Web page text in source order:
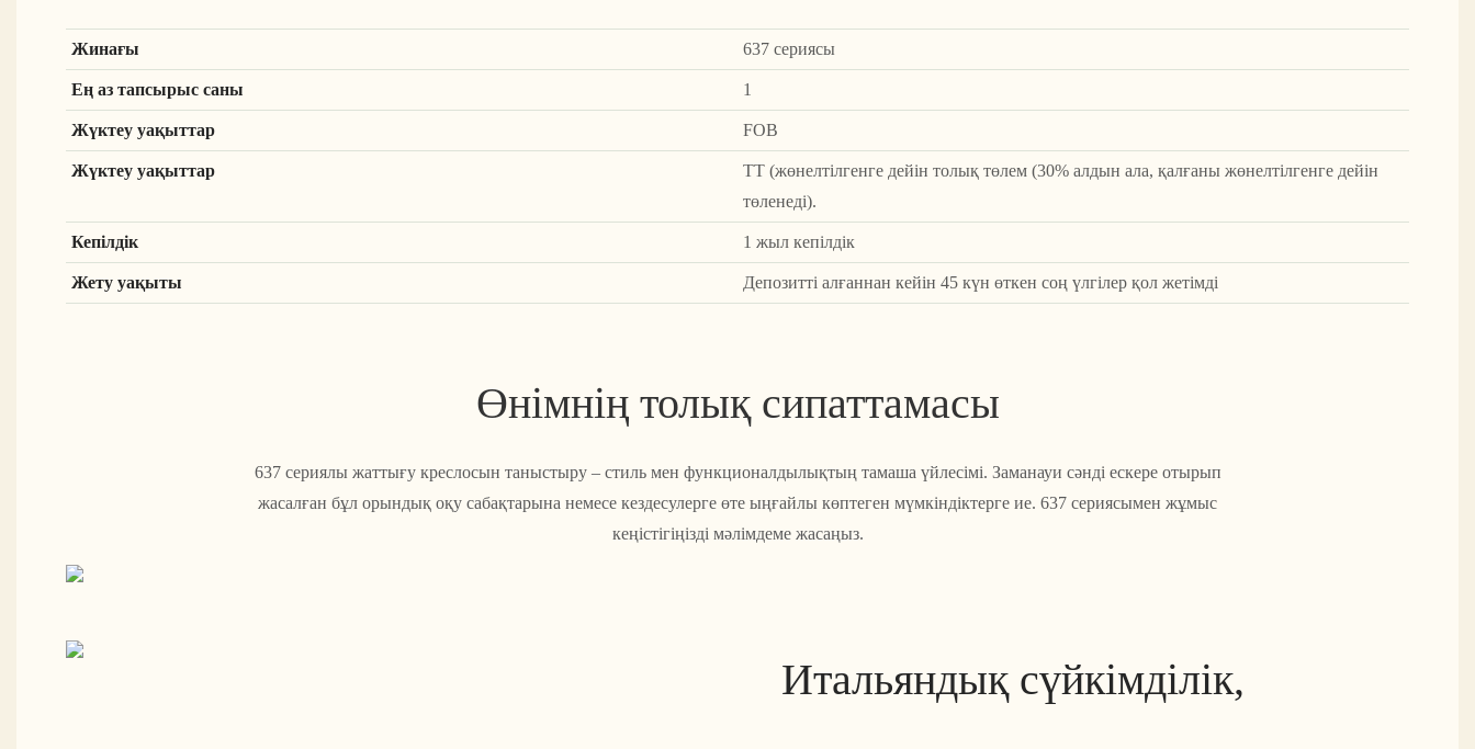
Жинағы
637 сериясы
Ең аз тапсырыс саны
1
Жүктеу уақыттар
FOB
Жүктеу уақыттар
ТТ (жөнелтілгенге дейін толық төлем (30% алдын ала, қалғаны жөнелтілгенге дейін
төленеді).
Кепілдік
1 жыл кепілдік
Жету уақыты
Депозитті алғаннан кейін 45 күн өткен соң үлгілер қол жетімді
Өнімнің толық сипаттамасы
637 сериялы жаттығу креслосын таныстыру – стиль мен функционалдылықтың тамаша үйлесімі. Заманауи сәнді ескере отырып
жасалған бұл орындық оқу сабақтарына немесе кездесулерге өте ыңғайлы көптеген мүмкіндіктерге ие. 637 сериясымен жұмыс
кеңістігіңізді мәлімдеме жасаңыз.
Итальяндық сүйкімділік,